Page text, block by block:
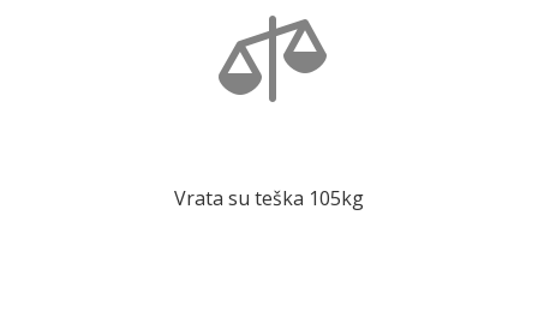

Vrata su teška 105kg